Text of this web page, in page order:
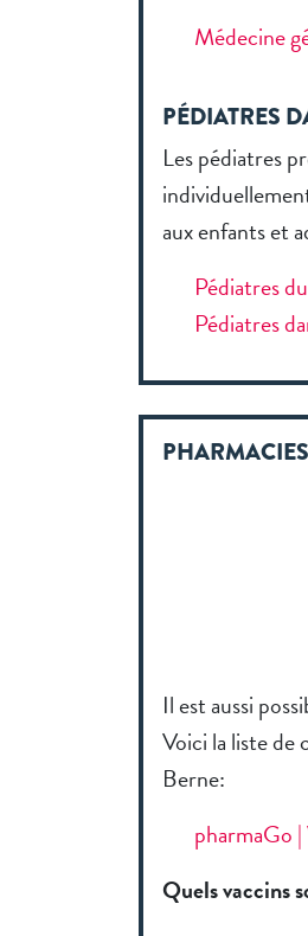
Médecine
PÉDIATRES
Les pédiatres
aux enfants et
Pédiatres
Pédiatres
PHARMACIES
Il est aussi
Voici la liste de
Berne:
pharmaGo
Quels vaccins